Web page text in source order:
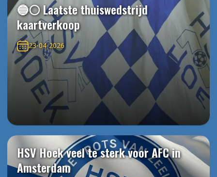
🔵⚪️ Laatste thuiswedstrijd
kaartverkoop
23-04-2026
HSV Hoek veel te sterk voor AFC in
Amsterdam